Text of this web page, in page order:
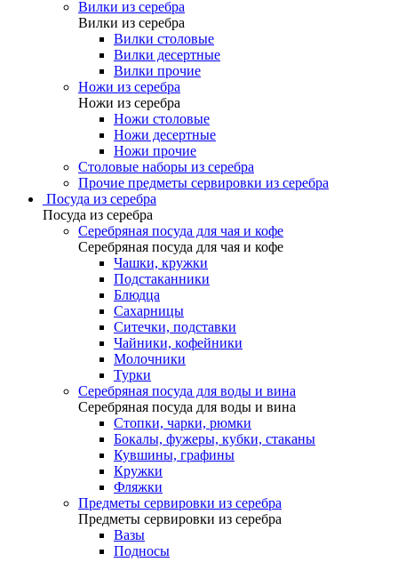
Вилки из серебра
Вилки из серебра
Вилки столовые
Вилки десертные
Вилки прочие
Ножи из серебра
Ножи из серебра
Ножи столовые
Ножи десертные
Ножи прочие
Столовые наборы из серебра
Прочие предметы сервировки из серебра
Посуда из серебра
Посуда из серебра
Серебряная посуда для чая и кофе
Серебряная посуда для чая и кофе
Чашки, кружки
Подстаканники
Блюдца
Сахарницы
Ситечки, подставки
Чайники, кофейники
Молочники
Турки
Серебряная посуда для воды и вина
Серебряная посуда для воды и вина
Стопки, чарки, рюмки
Бокалы, фужеры, кубки, стаканы
Кувшины, графины
Кружки
Фляжки
Предметы сервировки из серебра
Предметы сервировки из серебра
Вазы
Подносы